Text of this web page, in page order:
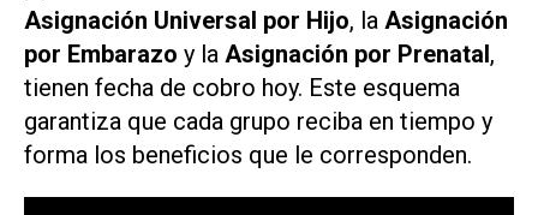
Asignación Universal por Hijo, la Asignación
por Embarazo y la Asignación por Prenatal,
tienen fecha de cobro hoy. Este esquema
garantiza que cada grupo reciba en tiempo y
forma los beneficios que le corresponden.​​​​​​